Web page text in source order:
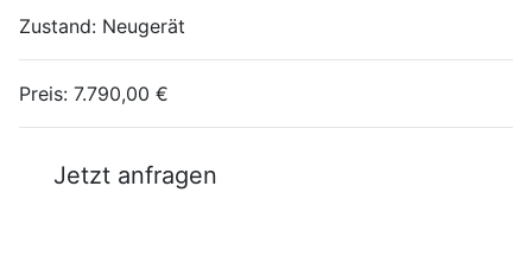
Zustand: Neugerät
Preis: 7.790,00 €
Jetzt anfragen